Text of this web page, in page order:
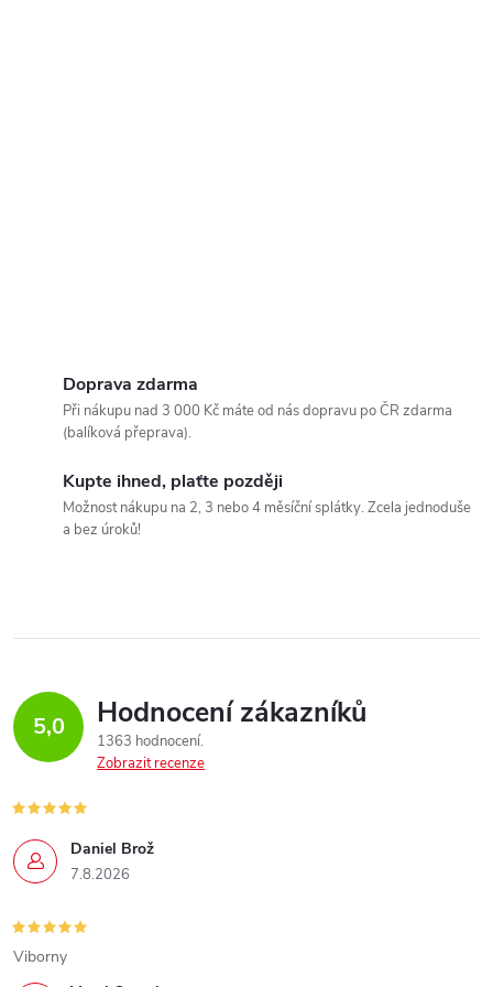
Doprava zdarma
Při nákupu nad 3 000 Kč máte od nás dopravu po ČR zdarma
(balíková přeprava).
Kupte ihned, plaťte později
Možnost nákupu na 2, 3 nebo 4 měsíční splátky. Zcela jednoduše
a bez úroků!
5,0 Hodnocení zákazníků
1363 hodnocení
Zobrazit recenze
Daniel Brož
7.8.2026
Viborny